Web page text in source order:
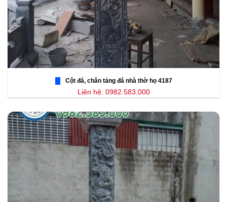
Cột đá, chân tảng đá nhà thờ họ 4187
Liên hệ: 0982.583.000